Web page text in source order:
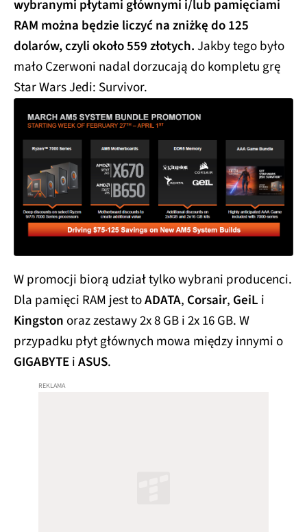
wybranymi płytami głównymi i/lub pamięciami
RAM można będzie liczyć na zniżkę do 125
dolarów, czyli około 559 złotych.Jakby tego było
mało Czerwoni nadal dorzucają do kompletu grę
Star Wars Jedi: Survivor.
W promocji biorą udział tylko wybrani producenci.
Dla pamięci RAM jest toADATA, Corsair, GeiL i
Kingstonoraz zestawy 2x 8 GB i 2x 16 GB. W
przypadku płyt głównych mowa między innymi o
GIGABYTEiASUS.